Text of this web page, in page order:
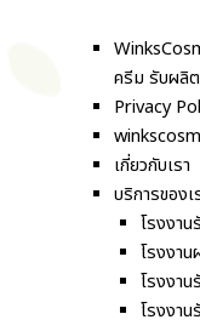
ครีม รับผลิ
Privacy
เกี่ยวกับเรา
บริการของเ
โรงงา
โรงงา
โรงงา
โรงงา